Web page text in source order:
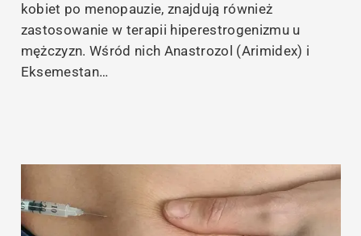
kobiet po menopauzie, znajdują również
zastosowanie w terapii hiperestrogenizmu u
mężczyzn. Wśród nich Anastrozol (Arimidex) i
Eksemestan…